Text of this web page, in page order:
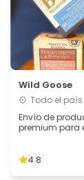
Wild Goose
Todo el país
Envío de
premium para
4.8